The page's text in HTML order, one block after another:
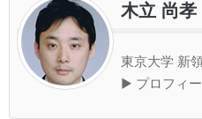
木立 尚孝
東京大学 新
▶ プロフィ